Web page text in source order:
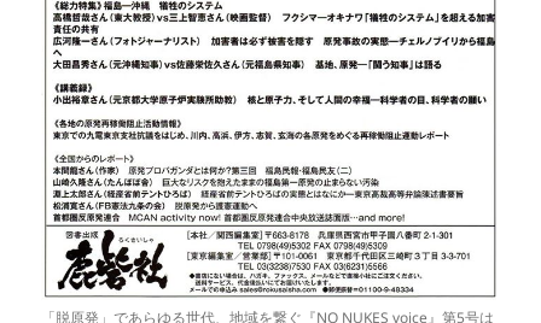
「脱原発」であらゆる世代、地域を繋ぐ『NO NUKES voice』第5号は